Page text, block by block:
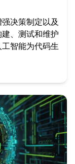
决策制定以及
、测试和维护
智能为代码生